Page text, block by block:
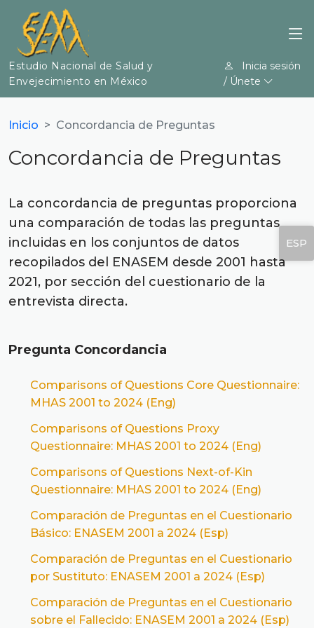
Estudio Nacional de Salud y
Envejecimiento en México
Inicia sesión
/ Únete
ESP
Inicio Concordancia de Preguntas
Concordancia de Preguntas
La concordancia de preguntas proporciona
una comparación de todas las preguntas
incluidas en los conjuntos de datos
recopilados del ENASEM desde 2001 hasta
2021, por sección del cuestionario de la
entrevista directa.
Pregunta Concordancia
Comparisons of Questions Core Questionnaire:
MHAS 2001 to 2024 (Eng)
Comparisons of Questions Proxy
Questionnaire: MHAS 2001 to 2024 (Eng)
Comparisons of Questions Next-of-Kin
Questionnaire: MHAS 2001 to 2024 (Eng)
Comparación de Preguntas en el Cuestionario
Básico: ENASEM 2001 a 2024 (Esp)
Comparación de Preguntas en el Cuestionario
por Sustituto: ENASEM 2001 a 2024 (Esp)
Comparación de Preguntas en el Cuestionario
sobre el Fallecido: ENASEM 2001 a 2024 (Esp)